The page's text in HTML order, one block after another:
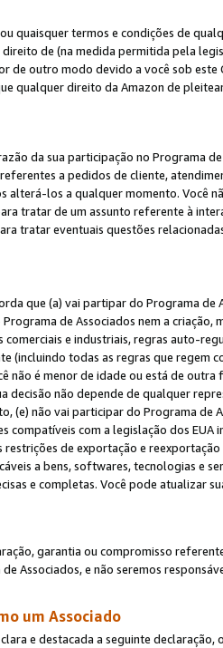
quaisquer termos e condições de
de (na medida permitida pela
de outro modo devido a você sob
qualquer direito da Amazon de
da sua participação no Programa
a pedidos de cliente,
alterá-los a qualquer momento. Você
tratar de um assunto referente à
tratar eventuais questões
que (a) vai partipar do Programa
de Associados nem a
comerciais e industriais, regras auto-
(incluindo todas as regras que regem
não é menor de idade ou está de
decisão não depende de qualquer
(e) não vai participar do Programa
compatíveis com a legislação dos
de exportação e
a bens, softwares, tecnologias e
e completas. Você pode atualizar
garantia ou compromisso
Associados, e não seremos
um Associado
e destacada a seguinte